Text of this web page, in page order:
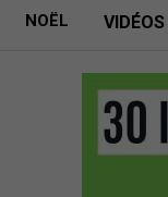
NOËL VIDÉOS